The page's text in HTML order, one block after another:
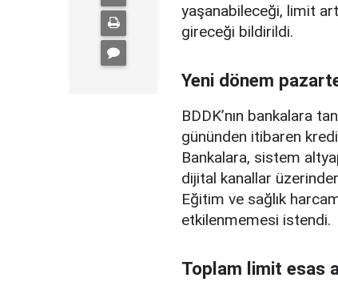
yaşanabileceği, limit
gireceği bildirildi.
Yeni dönem
BDDK’nın bankalara
gününden itibaren
Bankalara, sistem
dijital kanallar
Eğitim ve sağlık
etkilenmemesi istendi.
Toplam limit esas